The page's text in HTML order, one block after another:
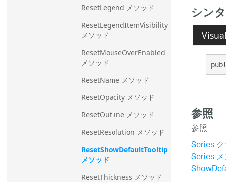
ResetLegend メソッド
ResetLegendItemVisibility
メソッド
ResetMouseOverEnabled
メソッド
ResetName メソッド
ResetOpacity メソッド
ResetOutline メソッド
ResetResolution メソッド
ResetShowDefaultTooltip
メソッド
ResetThickness メソッド
シン
参照
参照
Series
Series